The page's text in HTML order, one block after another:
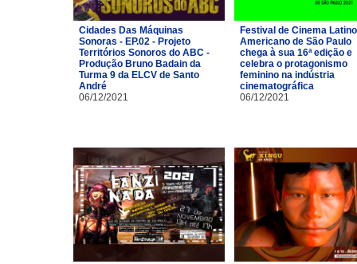
Cidades Das Máquinas
Sonoras - EP.02 - Projeto
Territórios Sonoros do ABC -
Produção Bruno Badain da
Turma 9 da ELCV de Santo
André
06/12/2021
Festival de Cinema
Americano de São Paulo
chega à sua 16ª edição e
celebra o protagonismo
feminino na indústria
cinematográfica
06/12/2021